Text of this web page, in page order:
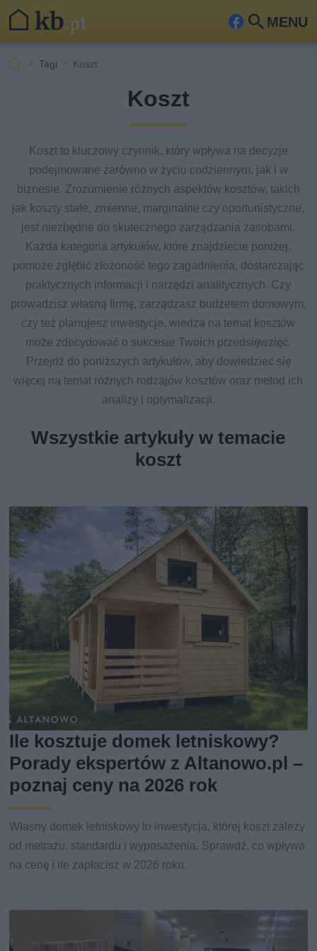
MENU
Fa Szu
Tagi Koszt
Koszt
Koszt to kluczowy czynnik, który wpływa na decyzje
podejmowane zarówno w życiu codziennym, jak i w
biznesie. Zrozumienie różnych aspektów kosztów, takich
jak koszty stałe, zmienne, marginalne czy oportunistyczne,
jest niezbędne do skutecznego zarządzania zasobami.
Każda kategoria artykułów, które znajdziecie poniżej,
pomoże zgłębić złożoność tego zagadnienia, dostarczając
praktycznych informacji i narzędzi analitycznych. Czy
prowadzisz własną firmę, zarządzasz budżetem domowym,
czy też planujesz inwestycje, wiedza na temat kosztów
może zdecydować o sukcesie Twoich przedsięwzięć.
Przejdź do poniższych artykułów, aby dowiedzieć się
więcej na temat różnych rodzajów kosztów oraz metod ich
analizy i optymalizacji.
Wszystkie artykuły w temacie
koszt
Ile kosztuje domek letniskowy?
Porady ekspertów z Altanowo.pl –
poznaj ceny na 2026 rok
Własny domek letniskowy to inwestycja, której koszt zależy
od metrażu, standardu i wyposażenia. Sprawdź, co wpływa
na cenę i ile zapłacisz w 2026 roku.